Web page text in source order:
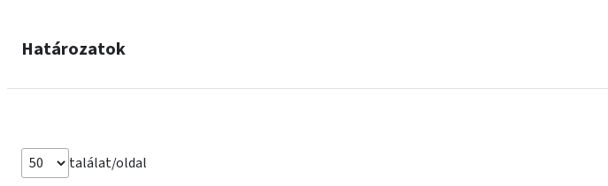
Határozatok
találat/oldal